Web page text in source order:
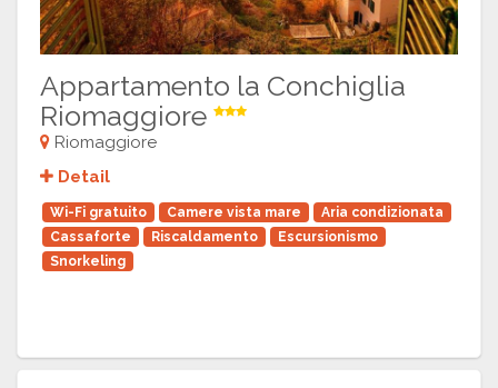
Appartamento la Conchiglia
Riomaggiore
Riomaggiore
Detail
Wi-Fi gratuito Camere vista mare
Aria condizionata
Cassaforte
Riscaldamento
Escursionismo
Snorkeling